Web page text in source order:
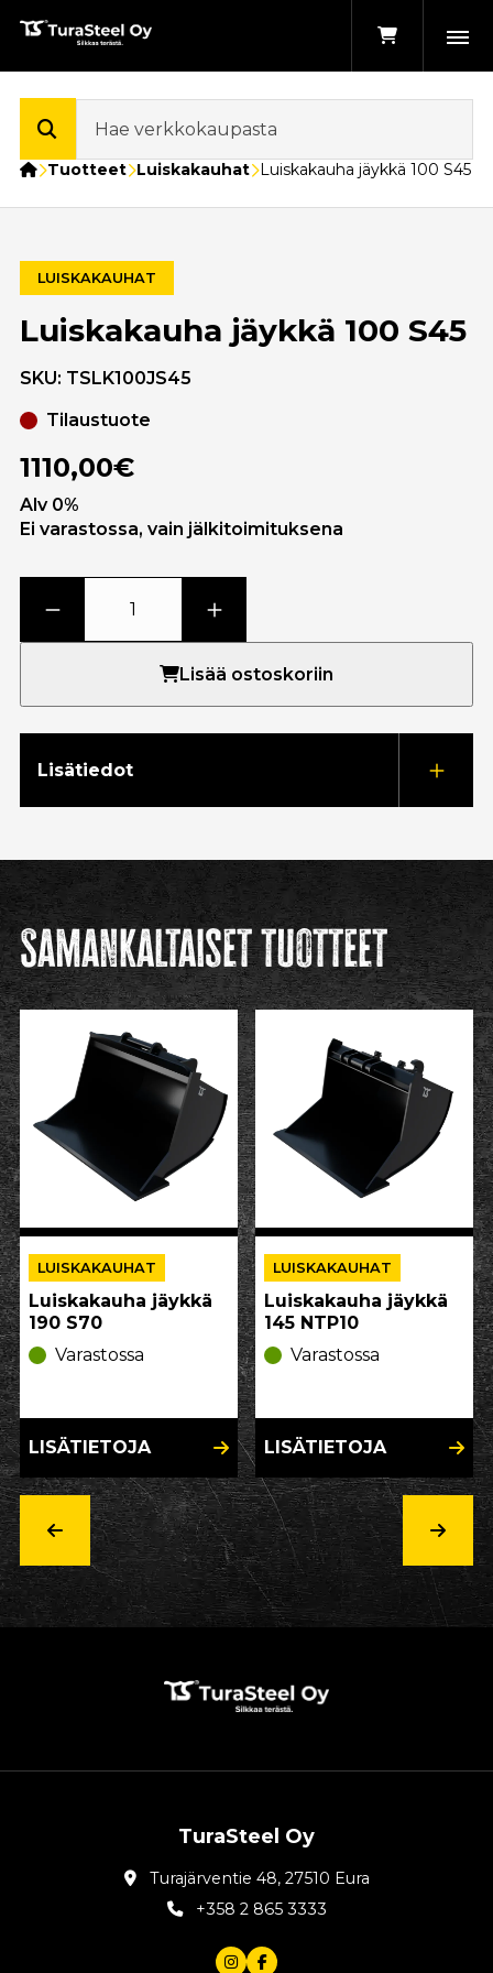
Etusivu
Tuotteet Luiskakauhat Luiskakauha jäykkä 100 S45
LUISKAKAUHAT
Luiskakauha jäykkä 100 S45
SKU: TSLK100JS45
Tilaustuote
1110,00€
Alv 0%
Ei varastossa, vain jälkitoimituksena
Lisää ostoskoriin
Lisätiedot
Samankaltaiset tuotteet
Luiskakauha jäykkä
190 S70
LUISKAKAUHAT
Varastossa
LISÄTIETOJA
Luiskakauha jäykkä
145 NTP10
LUISKAKAUHAT
Varastossa
LISÄTIETOJA
TuraSteel Oy
Turajärventie 48, 27510 Eura
+358 2 865 3333